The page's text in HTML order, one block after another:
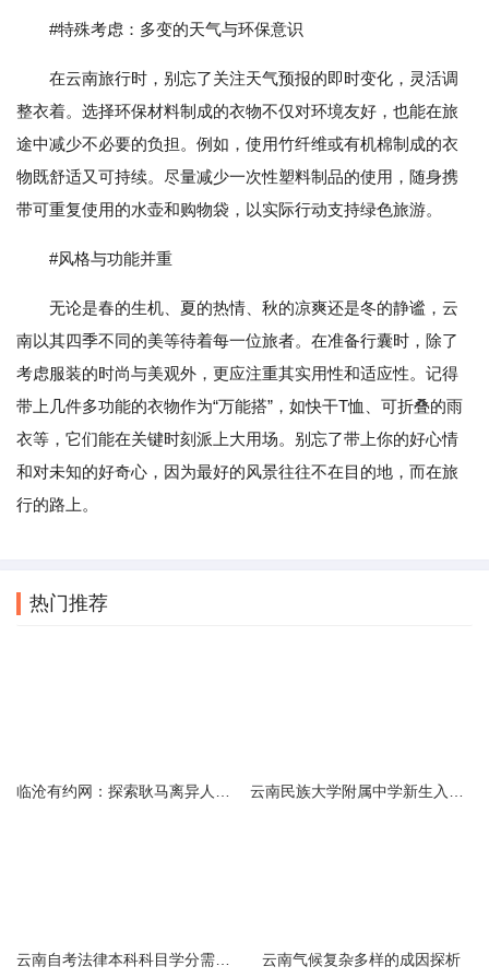
#特殊考虑：多变的天气与环保意识
在云南旅行时，别忘了关注天气预报的即时变化，灵活调
整衣着。选择环保材料制成的衣物不仅对环境友好，也能在旅
途中减少不必要的负担。例如，使用竹纤维或有机棉制成的衣
物既舒适又可持续。尽量减少一次性塑料制品的使用，随身携
带可重复使用的水壶和购物袋，以实际行动支持绿色旅游。
#风格与功能并重
无论是春的生机、夏的热情、秋的凉爽还是冬的静谧，云
南以其四季不同的美等待着每一位旅者。在准备行囊时，除了
考虑服装的时尚与美观外，更应注重其实用性和适应性。记得
带上几件多功能的衣物作为“万能搭”，如快干T恤、可折叠的雨
衣等，它们能在关键时刻派上大用场。别忘了带上你的好心情
和对未知的好奇心，因为最好的风景往往不在目的地，而在旅
行的路上。
热门推荐
云南气候复杂多样的成因探析